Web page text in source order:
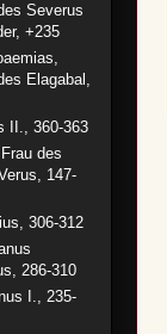
Severus
+235
Elagabal,
II., 360-363
des
147-
306-312
286-310
I., 235-